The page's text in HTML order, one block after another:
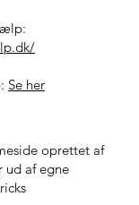
Se her
oprettet af
ud af egne